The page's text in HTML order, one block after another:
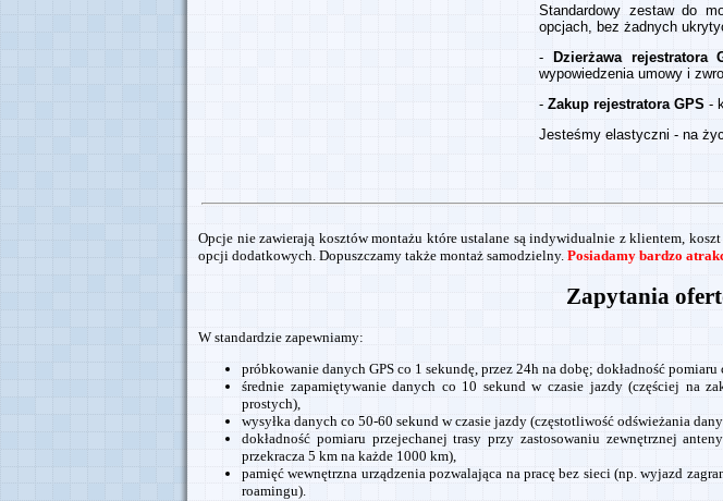
Standardowy zestaw do
opcjach, bez żadnych
- Dzierżawa rejestratora
wypowiedzenia umowy i
- Zakup rejestratora GPS -
Jesteśmy elastyczni - na
Opcje nie zawierają kosztów montażu które ustalane są indywidualnie z klientem,
opcji dodatkowych. Dopuszczamy także montaż samodzielny. Posiadamy bardzo
Zapytania
W standardzie zapewniamy:
próbkowanie danych GPS co 1 sekundę, przez 24h na dobę; dokładność pomiaru
średnie zapamiętywanie danych co 10 sekund w czasie jazdy (częściej na
prostych),
wysyłka danych co 50-60 sekund w czasie jazdy (częstotliwość odświeżania
dokładność pomiaru przejechanej trasy przy zastosowaniu zewnętrznej
przekracza 5 km na każde 1000 km),
pamięć wewnętrzna urządzenia pozwalająca na pracę bez sieci (np. wyjazd
roamingu).